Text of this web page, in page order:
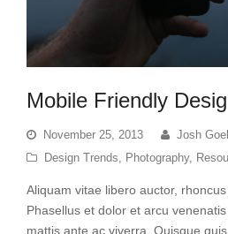
Mobile Friendly
November 25, 2013
Josh
Design Trends, Photography,
Aliquam vitae libero auctor,
Phasellus et dolor et arcu
mattis ante ac viverra. Quisque